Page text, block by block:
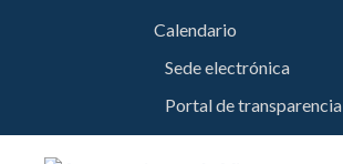
Calendario
Sede electrónica
Portal de transparencia